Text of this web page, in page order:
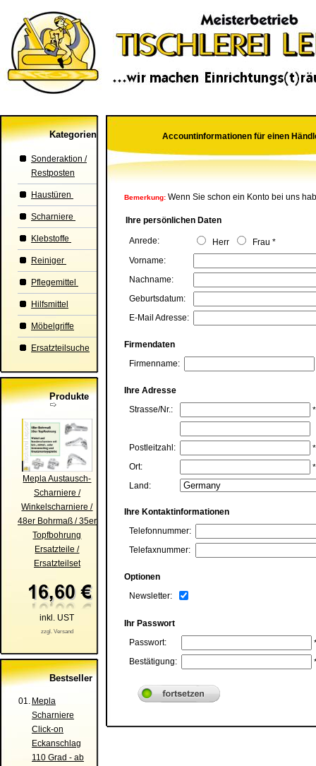
Kategorien
Sonderaktion /
Restposten
Haustüren
Scharniere
Klebstoffe
Reiniger
Pflegemittel
Hilfsmittel
Möbelgriffe
Ersatzteilsuche
Produkte
Mepla Austausch-
Scharniere /
Winkelscharniere /
48er Bohrmaß / 35er
Topfbohrung
Ersatzteile /
Ersatzteilset
inkl. UST
zzgl. Versand
Bestseller
01. Mepla
Scharniere
Click-on
Eckanschlag
110 Grad - ab
Accountinformationen für einen
Bemerkung: Wenn Sie schon ein Konto bei uns
Ihre persönlichen Daten
Anrede: Herr Frau *
Vorname:
Nachname:
Geburtsdatum:
E-Mail Adresse:
Firmendaten
Firmenname:
Ihre Adresse
Strasse/Nr.:
*
Postleitzahl:
*
Ort:
*
Land:
Ihre Kontaktinformationen
Telefonnummer:
Telefaxnummer:
Optionen
Newsletter:
Ihr Passwort
Passwort:
Bestätigung: